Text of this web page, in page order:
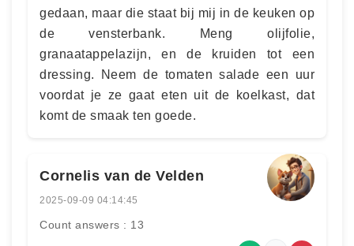
gedaan, maar die staat bij mij in de keuken op
de vensterbank. Meng olijfolie,
granaatappelazijn, en de kruiden tot een
dressing. Neem de tomaten salade een uur
voordat je ze gaat eten uit de koelkast, dat
komt de smaak ten goede.
Cornelis van de Velden
2025-09-09 04:14:45
Count answers : 13